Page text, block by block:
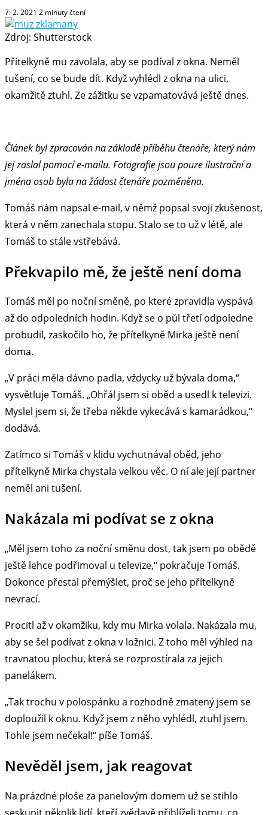
7. 2. 2021 2 minuty čtení
Zdroj: Shutterstock
Přítelkyně mu zavolala, aby se podíval z okna. Neměl
tušení, co se bude dít. Když vyhlédl z okna na ulici,
okamžitě ztuhl. Ze zážitku se vzpamatovává ještě dnes.
Článek byl zpracován na základě příběhu čtenáře, který nám
jej zaslal pomocí e-mailu. Fotografie jsou pouze ilustrační a
jména osob byla na žádost čtenáře pozměněna.
Tomáš nám napsal e-mail, v němž popsal svoji zkušenost,
která v něm zanechala stopu. Stalo se to už v létě, ale
Tomáš to stále vstřebává.
Překvapilo mě, že ještě není doma
Tomáš měl po noční směně, po které zpravidla vyspává
až do odpoledních hodin. Když se o půl třetí odpoledne
probudil, zaskočilo ho, že přítelkyně Mirka ještě není
doma.
„V práci měla dávno padla, vždycky už bývala doma,“
vysvětluje Tomáš. „Ohřál jsem si oběd a usedl k televizi.
Myslel jsem si, že třeba někde vykecává s kamarádkou,“
dodává.
Zatímco si Tomáš v klidu vychutnával oběd, jeho
přítelkyně Mirka chystala velkou věc. O ní ale její partner
neměl ani tušení.
Nakázala mi podívat se z okna
„Měl jsem toho za noční směnu dost, tak jsem po obědě
ještě lehce podřimoval u televize,“ pokračuje Tomáš.
Dokonce přestal přemýšlet, proč se jeho přítelkyně
nevrací.
Procitl až v okamžiku, kdy mu Mirka volala. Nakázala mu,
aby se šel podívat z okna v ložnici. Z toho měl výhled na
travnatou plochu, která se rozprostírala za jejich
panelákem.
„Tak trochu v polospánku a rozhodně zmatený jsem se
doploužil k oknu. Když jsem z něho vyhlédl, ztuhl jsem.
Tohle jsem nečekal!“ píše Tomáš.
Nevěděl jsem, jak reagovat
Na prázdné ploše za panelovým domem už se stihlo